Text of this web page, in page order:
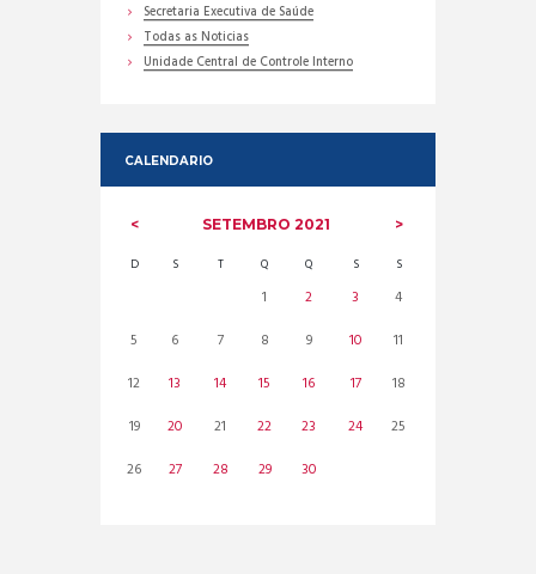
Secretaria Executiva de Saúde
Todas as Noticias
Unidade Central de Controle Interno
CALENDARIO
SETEMBRO 2021
D S T Q Q S S
1 2 3
4
5
6 7 8 9 10
11
12
13 14 15 16 17
18
19
20 21 22 23 24
25
26
27 28 29 30